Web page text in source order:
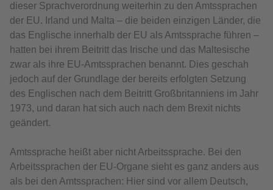
dieser Sprachverordnung weiterhin zu den Amtssprachen
der EU. Irland und Malta – die beiden einzigen Länder, die
das Englische innerhalb der EU als Amtssprache führen –
hatten bei ihrem Beitritt das Irische und das Maltesische
zwar als ihre EU-Amtssprachen benannt. Dies geschah
jedoch auf der Grundlage der bereits erfolgten Setzung
des Englischen nach dem Beitritt Großbritanniens im Jahr
1973, und daran hat sich auch nach dem Brexit nichts
geändert.
Amtssprache heißt aber nicht Arbeitssprache. Bei den
Arbeitssprachen der EU-Organe sieht es ganz anders aus
als bei den Amtssprachen: Hier sind vor allem Deutsch,